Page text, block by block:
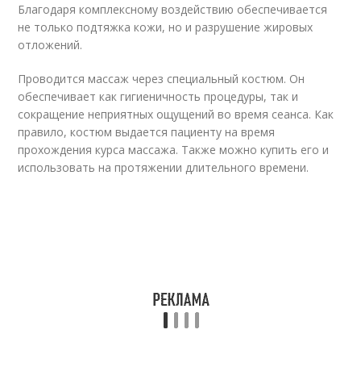
Благодаря комплексному воздействию обеспечивается
не только подтяжка кожи, но и разрушение жировых
отложений.
Проводится массаж через специальный костюм. Он
обеспечивает как гигиеничность процедуры, так и
сокращение неприятных ощущений во время сеанса. Как
правило, костюм выдается пациенту на время
прохождения курса массажа. Также можно купить его и
использовать на протяжении длительного времени.